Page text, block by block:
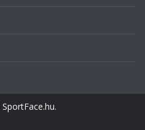
SportFace.hu.